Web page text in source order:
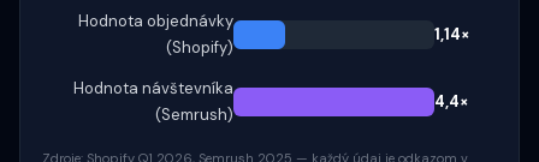
Hodnota objednávky
(Shopify)
1,14×
Hodnota návštevníka
(Semrush)
4,4×
Zdroje: Shopify Q1 2026, Semrush 2025 — každý údaj je odkazom v